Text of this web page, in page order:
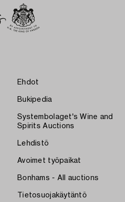
Ehdot
Bukipedia
Systembolaget's Wine and
Spirits Auctions
Lehdistö
Avoimet työpaikat
Bonhams - All auctions
Tietosuojakäytäntö